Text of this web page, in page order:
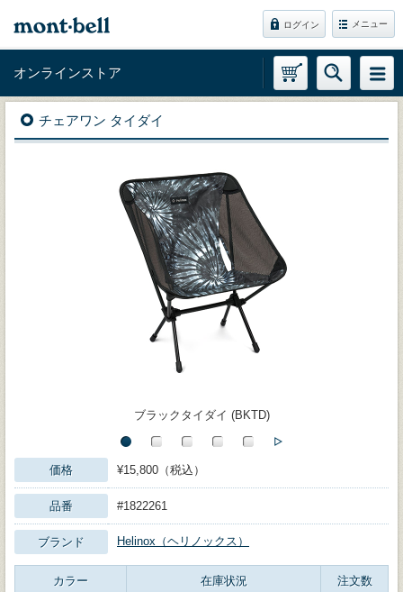
ログイン メニュー
オンラインストア
チェアワン タイダイ
ブラックタイダイ (BKTD)
価格 ¥15,800（税込）
品番 #1822261
ブランド Helinox（ヘリノックス）
カラー 在庫状況 注文数